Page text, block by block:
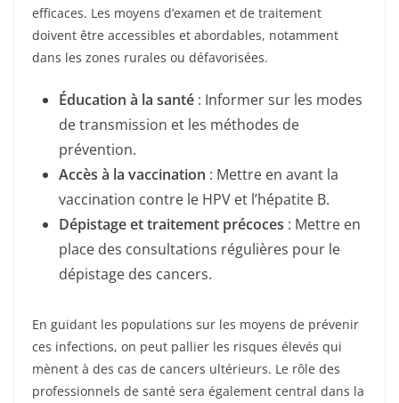
efficaces. Les moyens d’examen et de traitement
doivent être accessibles et abordables, notamment
dans les zones rurales ou défavorisées.
Éducation à la santé : Informer sur les modes
de transmission et les méthodes de
prévention.
Accès à la vaccination : Mettre en avant la
vaccination contre le HPV et l’hépatite B.
Dépistage et traitement précoces : Mettre en
place des consultations régulières pour le
dépistage des cancers.
En guidant les populations sur les moyens de prévenir
ces infections, on peut pallier les risques élevés qui
mènent à des cas de cancers ultérieurs. Le rôle des
professionnels de santé sera également central dans la